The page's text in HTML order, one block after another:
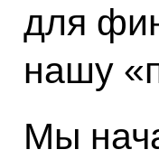
для
нашу
Мы